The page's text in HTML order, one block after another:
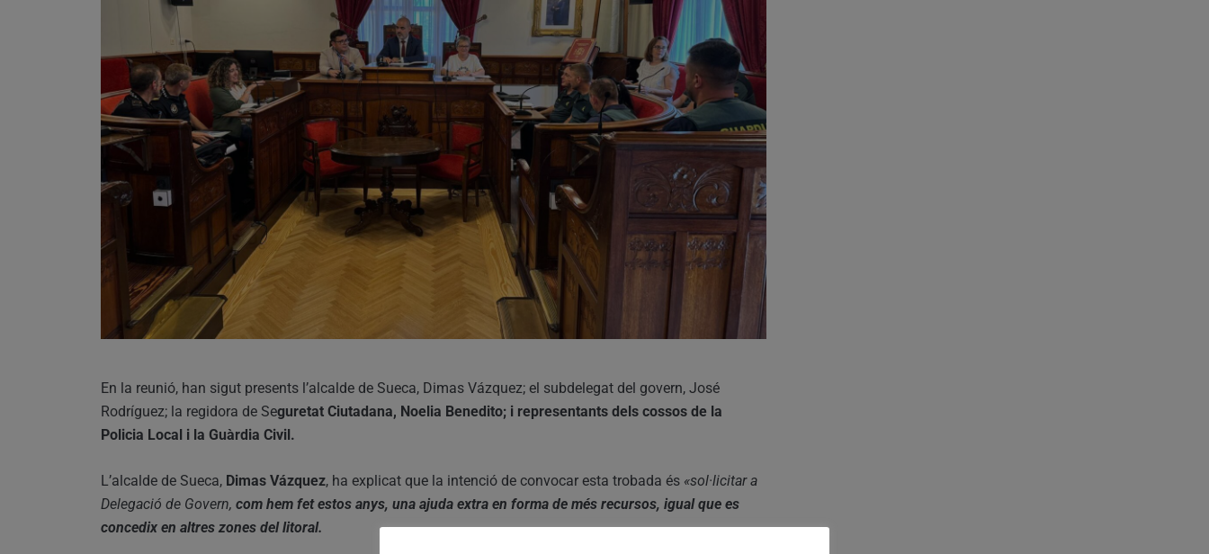
En la reunió, han sigut presents l’alcalde de Sueca, Dimas Vázquez; el subdelegat del govern, José
Rodríguez; la regidora de Seguretat Ciutadana, Noelia Benedito; i representants dels cossos de la
Policia Local i la Guàrdia Civil.
L’alcalde de Sueca, Dimas Vázquez, ha explicat que la intenció de convocar esta trobada és «sol·licitar a
Delegació de Govern, com hem fet estos anys, una ajuda extra en forma de més recursos, igual que es
concedix en altres zones del litoral.